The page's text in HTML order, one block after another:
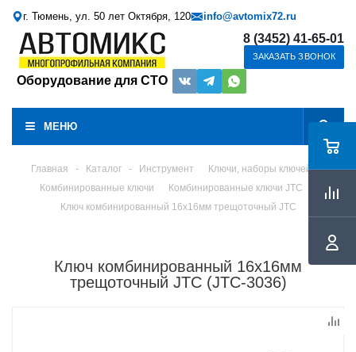
г. Тюмень, ул. 50 лет Октября, 120 info@avtomix72.ru
Оборудование для СТО
8 (3452) 41-65-01
ЗАКАЗАТЬ ЗВОНОК
МЕНЮ
Главная - Каталог - Инструмент
Ключи, наборы ключей
Комбинированные ключи
Комбинированные ключи JTC
Ключ комбинированный 16х16мм трещоточный JTC
Ключ комбинированный 16х16мм
трещоточный JTC (JTC-3036)